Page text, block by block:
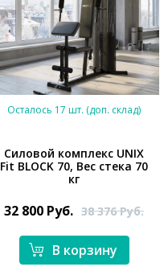
*}
Осталось 17 шт. (доп. склад)
Силовой комплекс UNIX
Fit BLOCK 70, Вес стека 70
кг
32 800 Руб. 38 376Руб.
В корзину